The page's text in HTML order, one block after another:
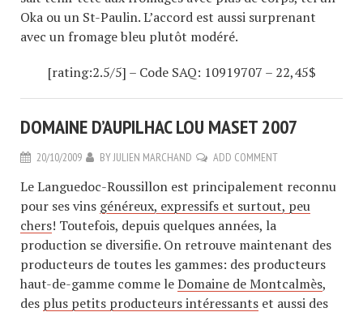
Oka ou un St-Paulin. L’accord est aussi surprenant
avec un fromage bleu plutôt modéré.
[rating:2.5/5] – Code SAQ: 10919707 – 22,45$
DOMAINE D’AUPILHAC LOU MASET 2007
20/10/2009 BYJULIEN MARCHAND ADD COMMENT
Le Languedoc-Roussillon est principalement reconnu
pour ses vins généreux, expressifs et surtout, peu
chers! Toutefois, depuis quelques années, la
production se diversifie. On retrouve maintenant des
producteurs de toutes les gammes: des producteurs
haut-de-gamme comme leDomaine de Montcalmès,
des plus petits producteurs intéressants et aussi des